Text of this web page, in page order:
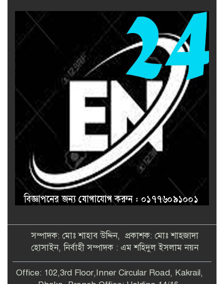
সম্পাদক: মোঃ শাহাব উদ্দিন, প্রকাশক: মোঃ শাহজাদা
হোসাইন, নির্বাহী সম্পাদক : এম শহিদুল ইসলাম নয়ন
Office: 102,3rd Floor,Inner Circular Road, Kakrail,